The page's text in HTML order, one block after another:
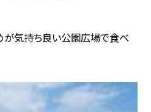
が気持ち良い公園広場で食べ